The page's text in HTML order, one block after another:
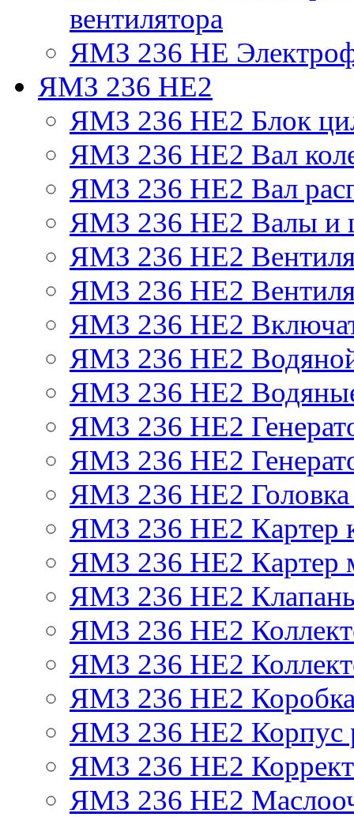
вентилятора
ЯМЗ 236 НЕ
ЯМЗ 236 НЕ2
ЯМЗ 236 НЕ2 Блок
ЯМЗ 236 НЕ2 Вал
ЯМЗ 236 НЕ2 Вал
ЯМЗ 236 НЕ2 Валы и
ЯМЗ 236 НЕ2
ЯМЗ 236 НЕ2
ЯМЗ 236 НЕ2
ЯМЗ 236 НЕ2
ЯМЗ 236 НЕ2
ЯМЗ 236 НЕ2
ЯМЗ 236 НЕ2
ЯМЗ 236 НЕ2 Головка
ЯМЗ 236 НЕ2 Картер
ЯМЗ 236 НЕ2 Картер
ЯМЗ 236 НЕ2 Клапаны
ЯМЗ 236 НЕ2
ЯМЗ 236 НЕ2
ЯМЗ 236 НЕ2 Коробка
ЯМЗ 236 НЕ2 Корпус
ЯМЗ 236 НЕ2
ЯМЗ 236 НЕ2